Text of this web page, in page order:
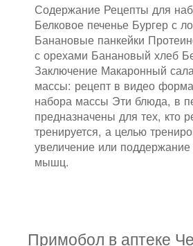
Содержание Рецепты для
Белковое печенье Бургер с
Банановые панкейки
с орехами Банановый хлеб
Заключение Макаронный
массы: рецепт в видео
набора массы Эти блюда, в
предназначены для тех, кто
тренируется, а целью
увеличение или
мышц.
Примобол в аптеке